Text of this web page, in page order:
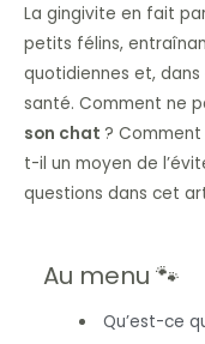
La gingivite en fait
petits félins,
quotidiennes et,
santé. Comment ne
son chat ? Comment
t-il un moyen de
questions dans cet
Au menu 🐾
Qu’est-ce